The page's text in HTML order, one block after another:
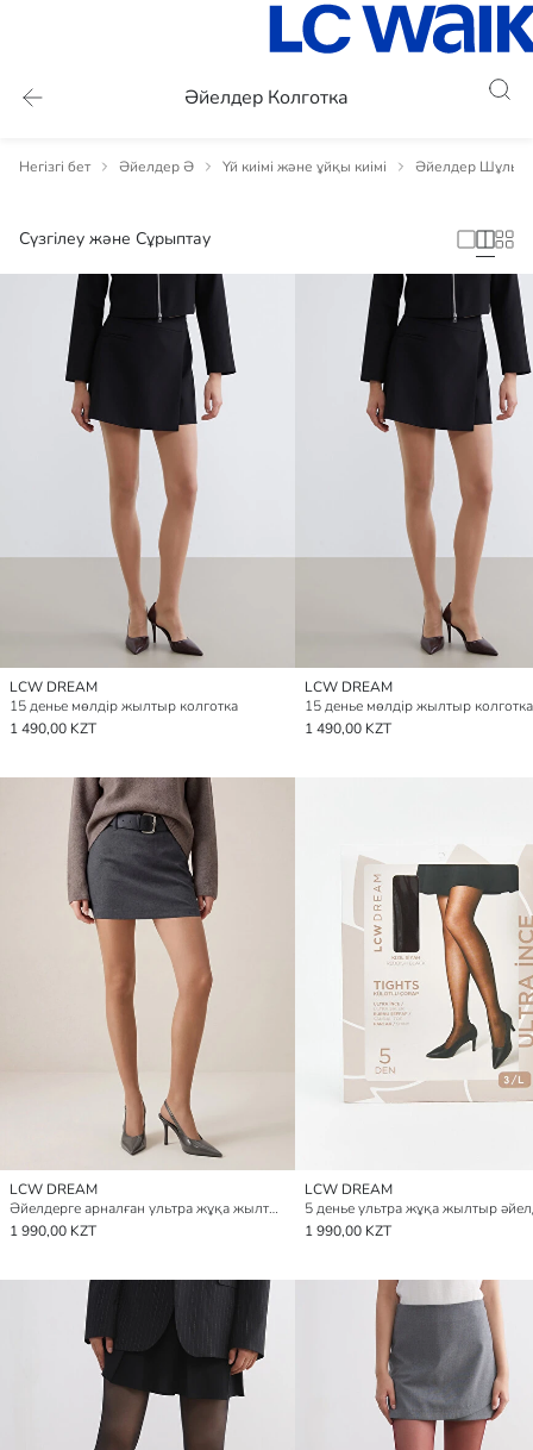
Әйелдер Колготка
Негізгі бет Әйелдер Ә Үй киімі және ұйқы киімі Әйелдер
Сүзгілеу және Сұрыптау
LCW DREAM
15 денье мөлдір жылтыр колготка
1 490,00 KZT
LCW DREAM
15 денье мөлдір жылтыр колготка
1 490,00 KZT
LCW DREAM
Әйелдерге арналған ультра жұқа жылтыр колготка
1 990,00 KZT
LCW DREAM
1 990,00 KZT